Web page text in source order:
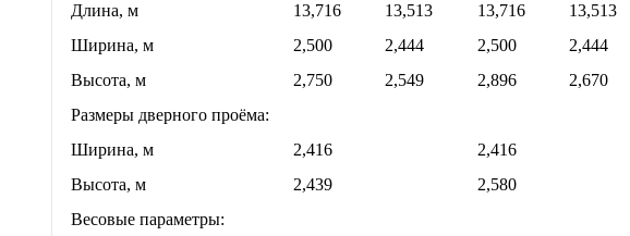
Длина, м
13,716 13,513 13,716
13,513
Ширина, м
2,500 2,444 2,500
2,444
Высота, м
2,750 2,549 2,896
2,670
Размеры дверного проёма:
Ширина, м
2,416
2,416
Высота, м
2,439
2,580
Весовые параметры: